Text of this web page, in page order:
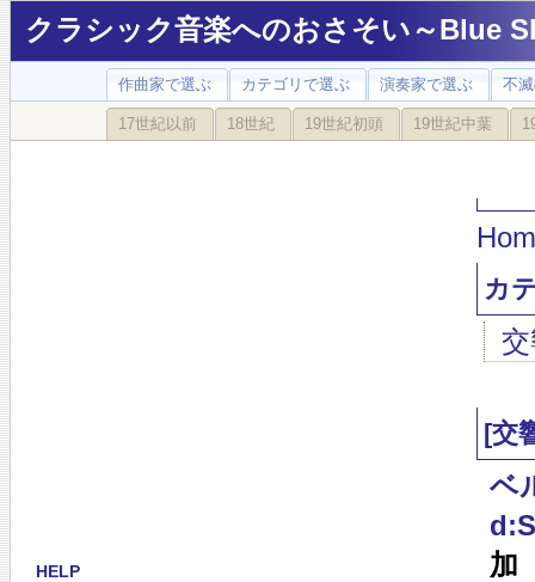
クラシック音楽へのおさそい～Blue
作曲家で選ぶ カテゴリで選ぶ 演奏家で選ぶ 不
17世紀以前 18世紀 19世紀初頭 19世紀中葉
HELP
カ
[交
ベ
加